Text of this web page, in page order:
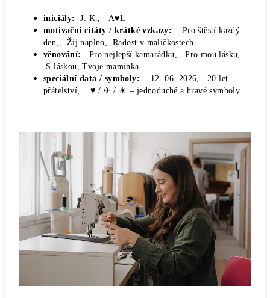
iniciály:J. K., A♥L
motivační citáty / krátké vzkazy:
Pro štěstí každý
den, Žij naplno, Radost v maličkostech
věnování: Pro nejlepší kamarádku, Pro mou lásku,
S láskou, Tvoje maminka
speciální data / symboly: 12. 06. 2026, 20 let
přátelství, ♥ / ✈ / ☀ – jednoduché a hravé symboly